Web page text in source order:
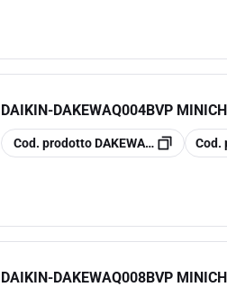
DAIKIN-DAKEWAQ004BVP
copia
Cod. prodottoDAKEWAQ004BVPcopia
Cod.
DAIKIN-DAKEWAQ008BVP